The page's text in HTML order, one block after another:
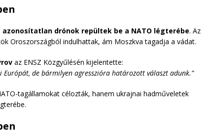
azonosítatlan drónok repültek be a NATO légterébe. Az
Oroszországból indulhattak, ám Moszkva tagadja a vádat.
az ENSZ Közgyűlésén kijelentette:
Európát, de bármilyen agresszióra határozott választ adunk.”
tagállamokat célozták, hanem ukrajnai hadműveletek